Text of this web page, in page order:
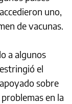
uno,
de vacunas.
a algunos
el
sobre
en la